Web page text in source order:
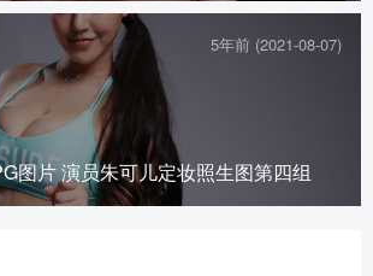
5年前 (2021-08-07)
图片 演员朱可儿定妆照生图第四组